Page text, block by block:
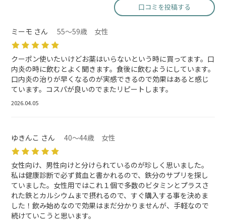
口コミを投稿する
ミーモ さん 55～59歳 女性
クーポン使いたいけどお薬はいらないという時に買ってます。口
内炎の時に飲むとよく聞きます。食後に飲むようにしています。
口内炎の治りが早くなるのが実感できるので効果はあると感じ
ています。コスパが良いのでまたリピートします。
2026.04.05
ゆきんこ さん 40～44歳 女性
女性向け、男性向けと分けられているのが珍しく思いました。
私は健康診断で必ず貧血と書かれるので、鉄分のサプリを探し
ていました。女性用ではこれ１個で多数のビタミンとプラスさ
れた鉄とカルシウムまで摂れるので、すぐ購入する事を決めま
した！飲み始めなので効果はまだ分かりませんが、手軽なので
続けていこうと思います。